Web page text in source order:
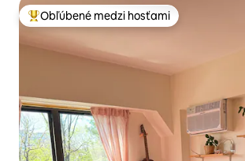
Najobľúbenejšie medzi hosťami
Obľúbené medzi hosťami